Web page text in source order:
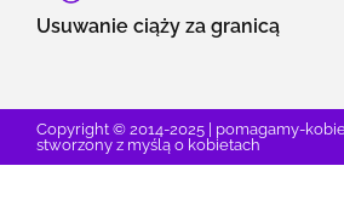
Usuwanie ciąży za granicą
Copyright © 2014-2025 | pomagamy-
stworzony z myślą o kobietach